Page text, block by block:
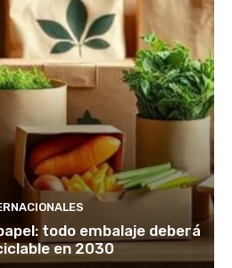
todo embalaje deberá
en 2030